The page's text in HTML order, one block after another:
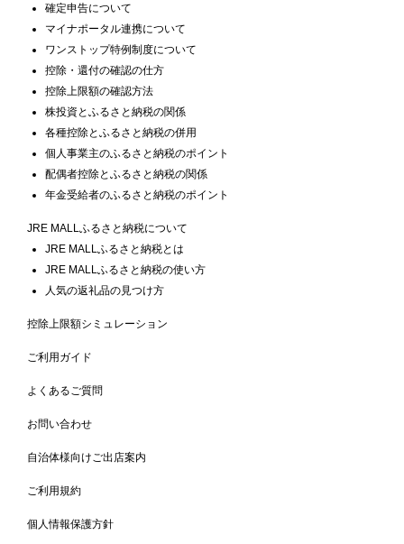
確定申告について
マイナポータル連携について
ワンストップ特例制度について
控除・還付の確認の仕方
控除上限額の確認方法
株投資とふるさと納税の関係
各種控除とふるさと納税の併用
個人事業主のふるさと納税のポイント
配偶者控除とふるさと納税の関係
年金受給者のふるさと納税のポイント
JRE MALLふるさと納税について
JRE MALLふるさと納税とは
JRE MALLふるさと納税の使い方
人気の返礼品の見つけ方
控除上限額シミュレーション
ご利用ガイド
よくあるご質問
お問い合わせ
自治体様向けご出店案内
ご利用規約
個人情報保護方針